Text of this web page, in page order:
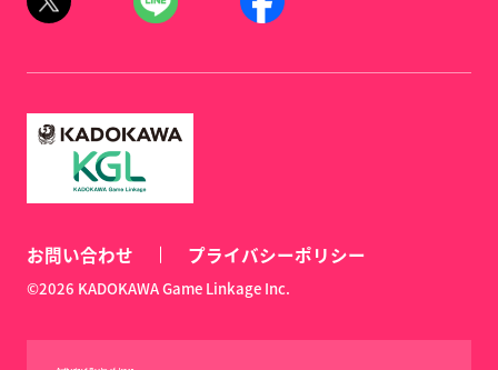
お問い合わせ プライバシーポリシー
©2026 KADOKAWA Game Linkage Inc.